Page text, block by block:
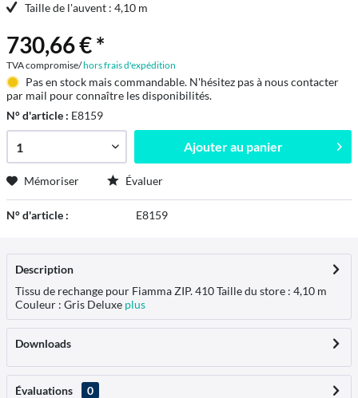
Taille de l'auvent : 4,10 m
730,66 € *
TVA compromise/hors frais d'expédition
Pas en stock mais commandable. N'hésitez pas à nous contacter
par mail pour connaître les disponibilités.
N° d'article : E8159
Ajouter au panier
Mémoriser Évaluer
N° d'article : E8159
Description
Tissu de rechange pour Fiamma ZIP. 410 Taille du store : 4,10 m
Couleur : Gris Deluxe plus
Downloads
Évaluations
0